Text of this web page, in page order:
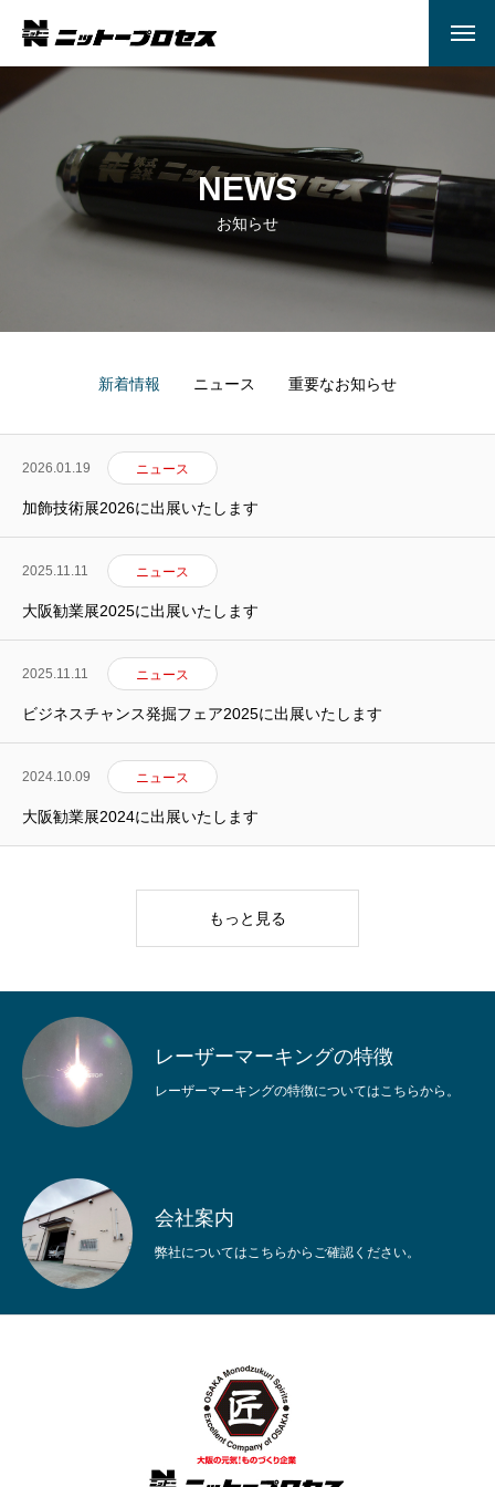
HOME
ご依頼の流れ
NEWS
お知らせ
新着情報 ニュース 重要なお知らせ
2026.01.19 ニュース
加飾技術展2026に出展いたします
2025.11.11 ニュース
大阪勧業展2025に出展いたします
2025.11.11 ニュース
ビジネスチャンス発掘フェア2025に出展いたします
2024.10.09 ニュース
大阪勧業展2024に出展いたします
もっと見る
レーザーマーキングの特徴
レーザーマーキングの特徴についてはこちらから。
会社案内
弊社についてはこちらからご確認ください。